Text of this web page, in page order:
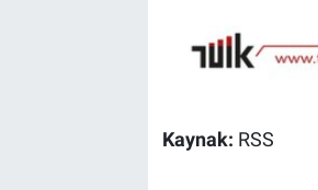
Kaynak: RSS